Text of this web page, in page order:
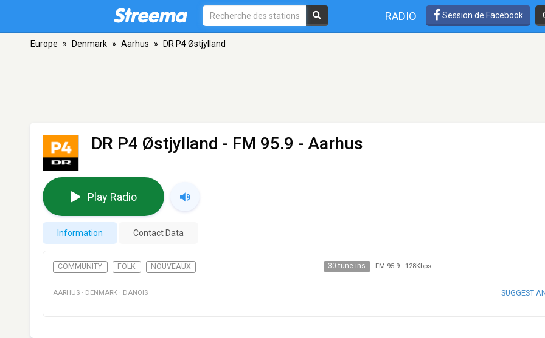
RADIO Session de Facebook
Europe » Denmark » Aarhus » DR P4 Østjylland
DR P4 Østjylland - FM 95.9 - Aarhus
Play Radio
Information Contact Data
COMMUNITY FOLK NOUVEAUX 30 tune ins FM 95.9- 128Kbps
AARHUS · DENMARK · DANOIS SUGGEST